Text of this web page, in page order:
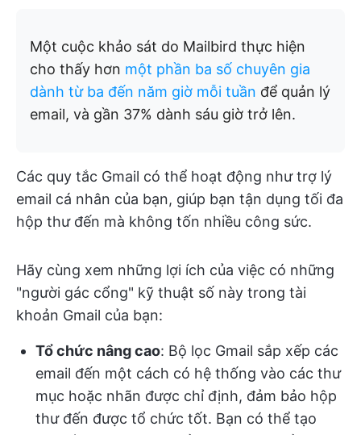
Một cuộc khảo sát do Mailbird thực hiện
cho thấy hơn một phần ba số chuyên gia
dành từ ba đến năm giờ mỗi tuần để quản lý
email, và gần 37% dành sáu giờ trở lên.
Các quy tắc Gmail có thể hoạt động như trợ lý
email cá nhân của bạn, giúp bạn tận dụng tối đa
hộp thư đến mà không tốn nhiều công sức.
Hãy cùng xem những lợi ích của việc có những
"người gác cổng" kỹ thuật số này trong tài
khoản Gmail của bạn:
Tổ chức nâng cao: Bộ lọc Gmail sắp xếp các
email đến một cách có hệ thống vào các thư
mục hoặc nhãn được chỉ định, đảm bảo hộp
thư đến được tổ chức tốt. Bạn có thể tạo